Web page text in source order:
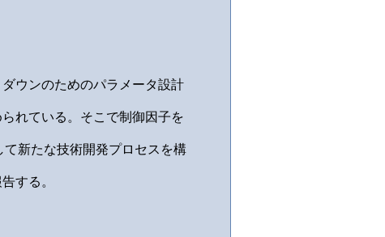
ウンのためのパラメータ設計
れている。そこで制御因子を
新たな技術開発プロセスを構
する。